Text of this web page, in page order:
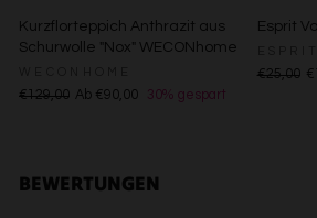
Kurzflorteppich Anthrazit aus
Schurwolle "Nox" WECONhome
€129,00 Ab €90,00 30% gespart
Esprit
€25,00
BEWERTUNGEN